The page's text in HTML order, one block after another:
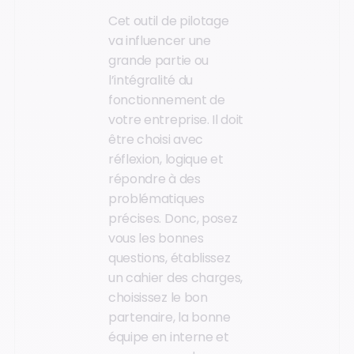
Cet outil de pilotage
va influencer une
grande partie ou
l’intégralité du
fonctionnement de
votre entreprise. Il doit
être choisi avec
réflexion, logique et
répondre à des
problématiques
précises. Donc, posez
vous les bonnes
questions, établissez
un cahier des charges,
choisissez le bon
partenaire, la bonne
équipe en interne et